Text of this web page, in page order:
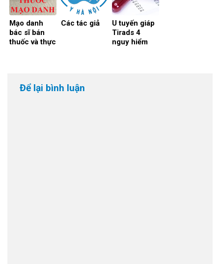
Mạo danh
bác sĩ bán
thuốc và thực
Các tác giả
U tuyến giáp
Tirads 4
nguy hiểm
Để lại bình luận